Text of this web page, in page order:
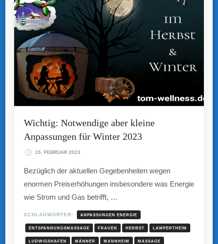
Wichtig: Notwendige aber kleine
Anpassungen für Winter 2023
15. FEBRUAR 2023
Bezüglich der aktuellen Gegebenheiten wegen
enormen Preiserhöhungen insbesondere was Energie
wie Strom und Gas betrifft, …
SCHLAGWÖRTER: ANPASSUNGEN ENERGIE
ENTSPANNUNGSMASSAGE FRAUEN HERBST LAMPERTHEIM
LUDWIGSHAFEN MÄNNER MANNHEIM MASSAGE